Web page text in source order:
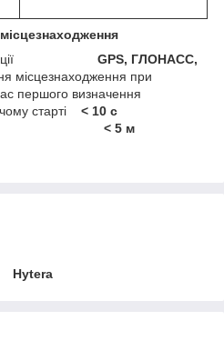
навігації GPS, ГЛОНАСС,
місцезнаходження при
першого визначення
старті < 10 с
< 5 м
Hytera